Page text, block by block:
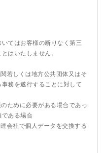
てはお客様の断りなく第三
はいたしません。
若しくは地方公共団体又はそ
務を遂行することに対して
ために必要がある場合であっ
ある場合
会社で個人データを交換する